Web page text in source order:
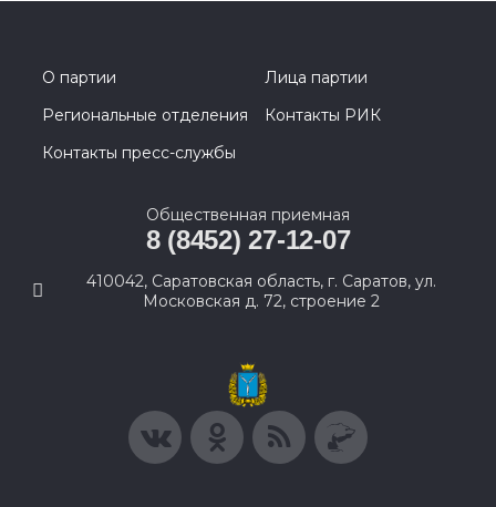
О партии
Лица партии
Региональные отделения
Контакты РИК
Контакты пресс-службы
Общественная приемная
8 (8452) 27-12-07
410042, Саратовская область, г. Саратов, ул.
Московская д. 72, строение 2